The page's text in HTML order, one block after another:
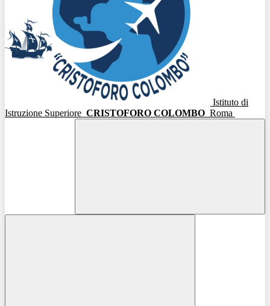
Istituto di
Istruzione Superiore CRISTOFORO COLOMBO Roma